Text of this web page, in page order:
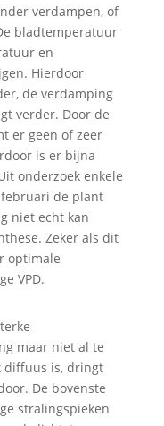
verdampen, of
bladtemperatuur
en
Hierdoor
de verdamping
verder. Door de
er geen of zeer
is er bijna
onderzoek enkele
de plant
niet echt kan
Zeker als dit
optimale
VPD.
maar niet al te
diffuus is, dringt
De bovenste
stralingspieken